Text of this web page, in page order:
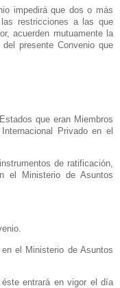
impedirá que dos o más
restricciones a las que
acuerden mutuamente la
presente Convenio que
que eran Miembros
Privado en el
de ratificación,
el Ministerio de Asuntos
el Ministerio de Asuntos
entrará en vigor el día